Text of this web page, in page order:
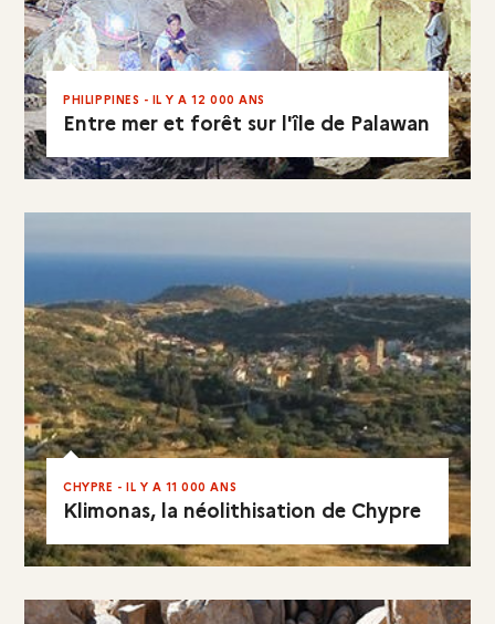
Entre mer et forêt sur l'île de Palawan
PHILIPPINES - IL Y A 12 000 ANS
EN RÉSUMÉ
Klimonas, la néolithisation de Chypre
CHYPRE - IL Y A 11 000 ANS
EN RÉSUMÉ